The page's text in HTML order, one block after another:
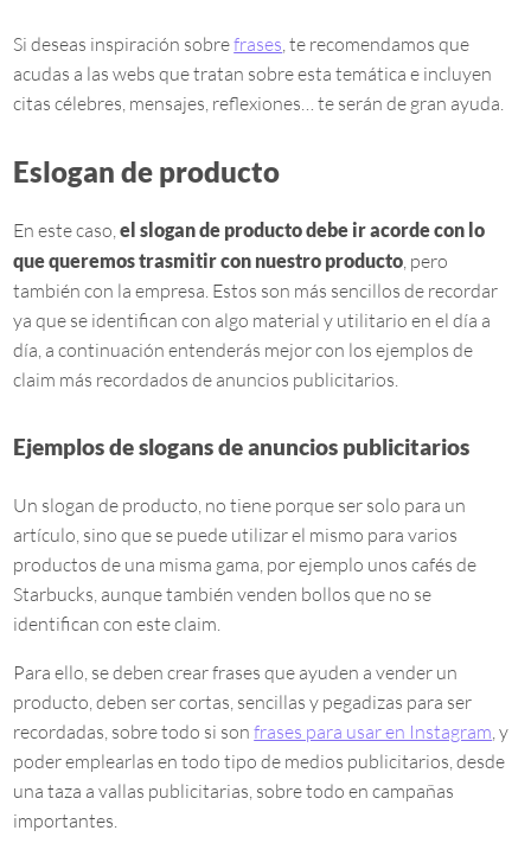
Si deseas inspiración sobrefrases, te recomendamos que
acudas a las webs que tratan sobre esta temática e incluyen
citas célebres, mensajes, reflexiones… te serán de gran ayuda.
Eslogan de producto
En este caso,el slogan de producto debe ir acorde con lo
que queremos trasmitir con nuestro producto, pero
también con la empresa. Estos son más sencillos de recordar
ya que se identifican con algo material y utilitario en el día a
día, a continuación entenderás mejor con los ejemplos de
claim más recordados de anuncios publicitarios.
Ejemplos de slogans de anuncios publicitarios
Un slogan de producto, no tiene porque ser solo para un
artículo, sino que se puede utilizar el mismo para varios
productos de una misma gama, por ejemplo unos cafés de
Starbucks, aunque también venden bollos que no se
identifican con este claim.
Para ello, se deben crear frases que ayuden a vender un
producto, deben ser cortas, sencillas y pegadizas para ser
recordadas, sobre todo si sonfrases para usar en Instagram, y
poder emplearlas en todo tipo de medios publicitarios, desde
una taza a vallas publicitarias, sobre todo en campañas
importantes.